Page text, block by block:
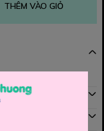
THÊM VÀO GIỎ